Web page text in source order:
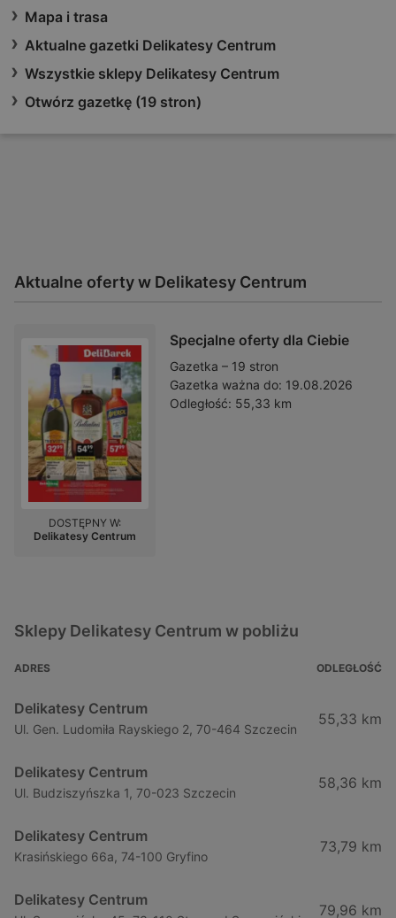
Mapa i trasa
Aktualne gazetki Delikatesy Centrum
Wszystkie sklepy Delikatesy Centrum
Otwórz gazetkę (19 stron)
Aktualne oferty w Delikatesy Centrum
Specjalne oferty dla Ciebie
Gazetka – 19 stron
Gazetka ważna do: 19.08.2026
Odległość: 55,33 km
DOSTĘPNY W:
Delikatesy Centrum
Sklepy Delikatesy Centrum w pobliżu
ADRES ODLEGŁOŚĆ
Delikatesy Centrum
Ul. Gen. Ludomiła Rayskiego 2, 70-464 Szczecin
55,33 km
Delikatesy Centrum
Ul. Budziszyńszka 1, 70-023 Szczecin
58,36 km
Delikatesy Centrum
Krasińskiego 66a, 74-100 Gryfino
73,79 km
Delikatesy Centrum
79,96 km